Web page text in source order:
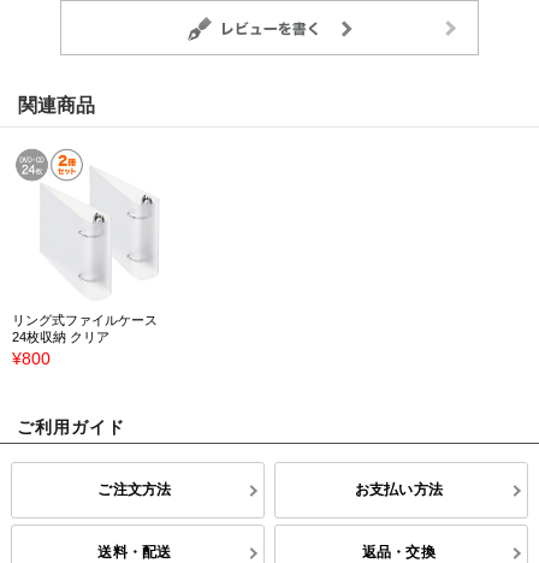
関連商品
リング式ファイルケース
24枚収納 クリア
¥800
ご利用ガイド
ご注文方法 お支払い方法
送料・配送 返品・交換